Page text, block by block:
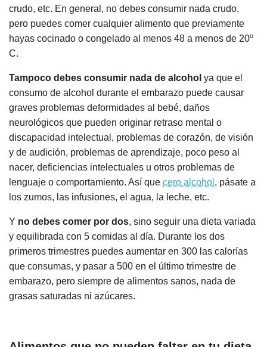
crudo, etc. En general, no debes consumir nada crudo,
pero puedes comer cualquier alimento que previamente
hayas cocinado o congelado al menos 48 a menos de 20º
C.
Tampoco debes consumir nada de alcohol ya que el
consumo de alcohol durante el embarazo puede causar
graves problemas deformidades al bebé, daños
neurológicos que pueden originar retraso mental o
discapacidad intelectual, problemas de corazón, de visión
y de audición, problemas de aprendizaje, poco peso al
nacer, deficiencias intelectuales u otros problemas de
lenguaje o comportamiento. Así que cero alcohol , pásate a
los zumos, las infusiones, el agua, la leche, etc.
Y no debes comer por dos, sino seguir una dieta variada
y equilibrada con 5 comidas al día. Durante los dos
primeros trimestres puedes aumentar en 300 las calorías
que consumas, y pasar a 500 en el último trimestre de
embarazo, pero siempre de alimentos sanos, nada de
grasas saturadas ni azúcares.